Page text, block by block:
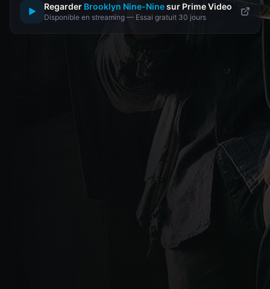
▶ Regarder Brooklyn Nine-Ninesur Prime Video
Disponible en streaming — Essai gratuit 30 jours